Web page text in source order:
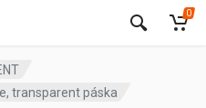
0
transparent páska